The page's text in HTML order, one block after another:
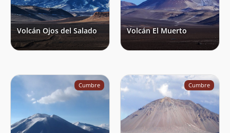
Volcán Ojos del Salado Volcán El Muerto
Cumbre Cumbre